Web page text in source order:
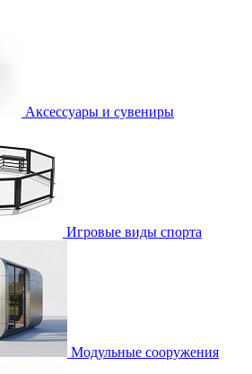
Аксессуары и сувениры
Игровые виды спорта
Модульные сооружения